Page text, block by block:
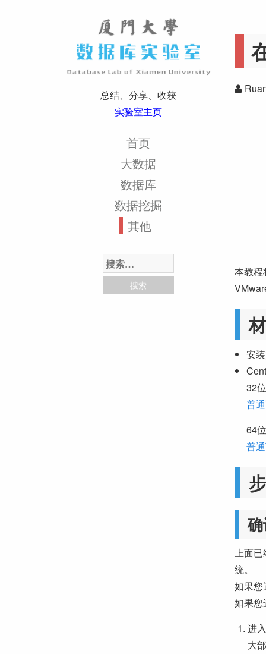
总结、分享、收获
实验室主页
首页
大数据
数据库
数据挖掘
其他
本教程
安
32
普
64
普
上面已
统。
如果您
如果您
进
大